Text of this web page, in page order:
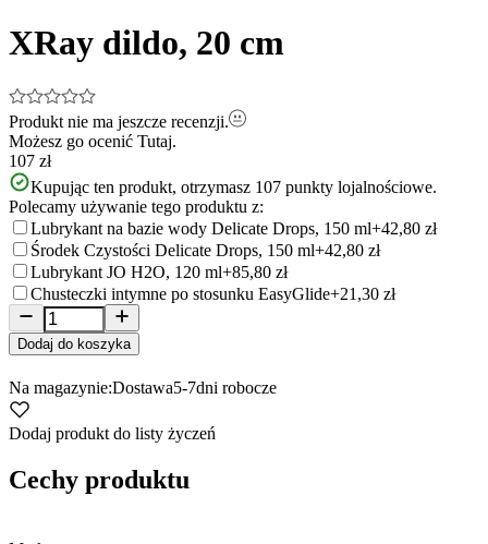
XRay dildo, 20 cm
Produkt nie ma jeszcze recenzji.
Możesz go ocenić Tutaj.
107 zł
Kupując ten produkt, otrzymasz 107 punkty lojalnościowe.
Polecamy używanie tego produktu z:
Lubrykant na bazie wody Delicate Drops, 150 ml+42,80 zł
Środek Czystości Delicate Drops, 150 ml+42,80 zł
Lubrykant JO H2O, 120 ml+85,80 zł
Chusteczki intymne po stosunku EasyGlide+21,30 zł
Dodaj do koszyka
Na magazynie:Dostawa5-7dni robocze
Dodaj produkt do listy życzeń
Cechy produktu